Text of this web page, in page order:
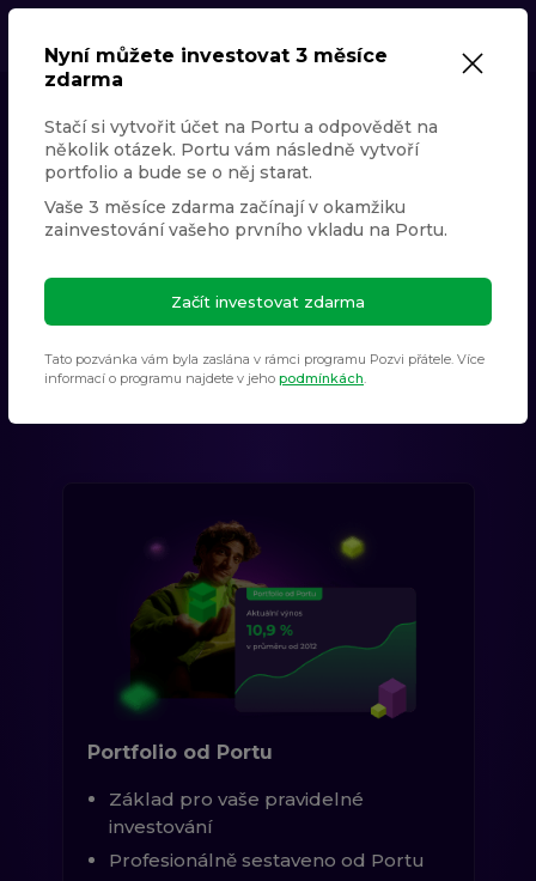
Lepší místo
pro vašepeníze
V Portu rozumíme složitému světu investic za vás.
krátkodobě, jednoduše a na jednom místě.
330 000+ 71 mld. Kč
Portfolio od Portu
Základ pro vaše pravidelné
investování
Profesionálně sestaveno od Portu
Nyní můžete investovat 3 měsíce
zdarma
Stačí si vytvořit účet na Portu a odpovědět na
několik otázek. Portu vám následně vytvoří
portfolio a bude se o něj starat.
Vaše 3 měsíce zdarma začínají v okamžiku
zainvestování vašeho prvního vkladu na Portu.
Začít investovat zdarma
Tato pozvánka vám byla zaslána v rámci programu Pozvi přátele. Více
informací o programu najdete v jeho podmínkách.